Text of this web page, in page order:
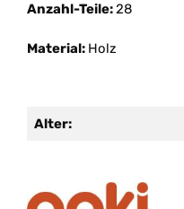
Anzahl-Teile:28
Material: Holz
Alter: